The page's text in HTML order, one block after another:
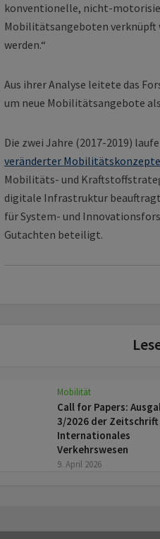
konventionelle, nicht-
Mobilitätsangeboten verknüpft
werden.“
Aus ihrer Analyse leitete das
um neue Mobilitätsangebote
Die zwei Jahre (2017-2019)
veränderter
Mobilitäts- und
digitale Infrastruktur
für System- und
Gutachten beteiligt.
Mobilität
Call for Papers:
3/2026 der Zeitschrift
Internationales
Verkehrswesen
9. April 2026